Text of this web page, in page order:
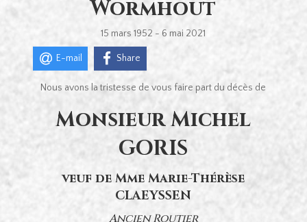
Wormhout
15 mars 1952 - 6 mai 2021
E-mail Share
Nous avons la tristesse de vous faire part du décès de
Monsieur Michel
GORIS
veuf de Mme Marie-Thérèse
CLAEYSSEN
Ancien Routier